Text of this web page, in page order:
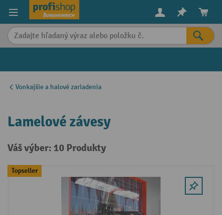
content
Vonkajšie a halové zariadenia
Lamelové závesy
Váš výber: 10 Produkty
Topseller